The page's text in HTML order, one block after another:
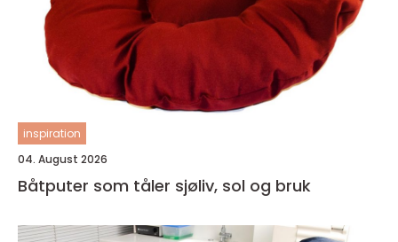
inspiration
04. August 2026
Båtputer som tåler sjøliv, sol og bruk